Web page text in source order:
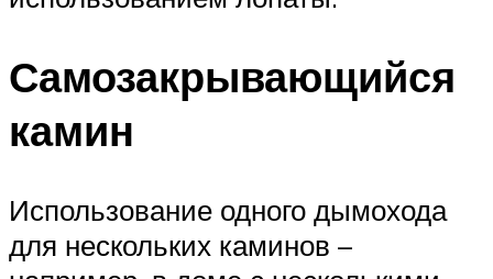
Самозакрывающийся
камин
Использование одного дымохода
для нескольких каминов –